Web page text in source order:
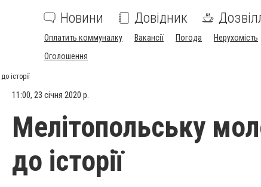
Новини Довідник
Оплатить коммуналку Вакансії Погода Нерухомість
Оголошення
історії
11:00, 23 січня 2020 р.
Мелітопольську
до історії